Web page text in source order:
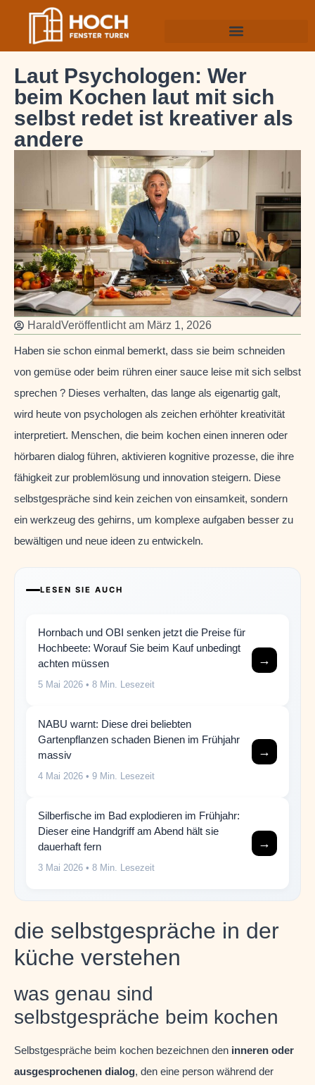
Laut Psychologen: Wer
beim Kochen laut mit sich
selbst redet ist kreativer als
andere
HaraldVeröffentlicht am März 1, 2026
Haben sie schon einmal bemerkt, dass sie beim schneiden
von gemüse oder beim rühren einer sauce leise mit sich selbst
sprechen ? Dieses verhalten, das lange als eigenartig galt,
wird heute von psychologen als zeichen erhöhter kreativität
interpretiert. Menschen, die beim kochen einen inneren oder
hörbaren dialog führen, aktivieren kognitive prozesse, die ihre
fähigkeit zur problemlösung und innovation steigern. Diese
selbstgespräche sind kein zeichen von einsamkeit, sondern
ein werkzeug des gehirns, um komplexe aufgaben besser zu
bewältigen und neue ideen zu entwickeln.
LESEN SIE AUCH
Hornbach und OBI senken jetzt die Preise für
Hochbeete: Worauf Sie beim Kauf unbedingt
achten müssen
5 Mai 2026 • 8 Min. Lesezeit
→
NABU warnt: Diese drei beliebten
Gartenpflanzen schaden Bienen im Frühjahr
massiv
4 Mai 2026 • 9 Min. Lesezeit
→
Silberfische im Bad explodieren im Frühjahr:
Dieser eine Handgriff am Abend hält sie
dauerhaft fern
3 Mai 2026 • 8 Min. Lesezeit
→
die selbstgespräche in der
küche verstehen
was genau sind
selbstgespräche beim kochen
Selbstgespräche beim kochen bezeichnen den inneren oder
ausgesprochenen dialog, den eine person während der